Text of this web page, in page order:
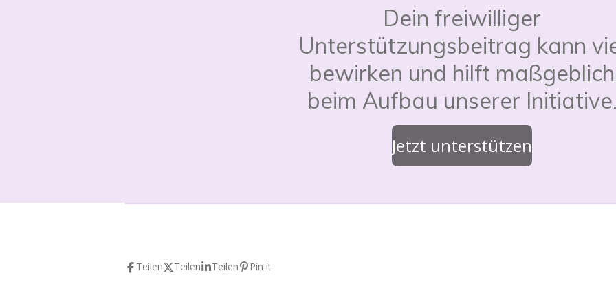
Dein freiwilliger
Unterstützungsbeitrag kann
bewirken und hilft maßgeblich
beim Aufbau unserer
Jetzt unterstützen
Teilen Teilen Teilen Pin it